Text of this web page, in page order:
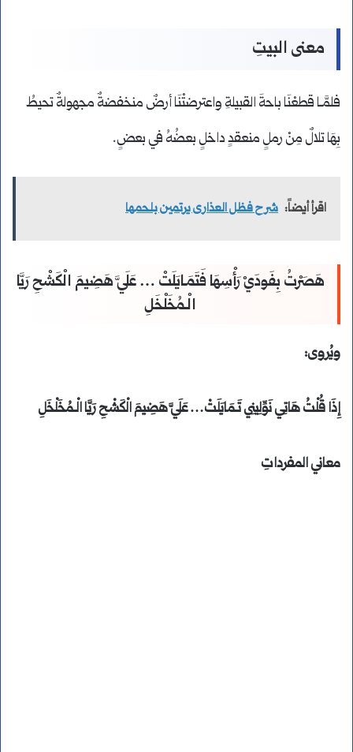
معنى البيتِ
فلمَّـا قطعْنَا باحةَ القبيلةِ واعترضتْنَا أرضٌ منخفضةٌ مجهولةٌ تحيطُ
بِهَا تلالٌ مِنْ رملٍ منعقدٍ داخلٍ بعضُهُ في بعضٍ.
اقرأ أيضاً: شرح فظل العذارى يرتمين بلحمها
هَصَرْتُ بِفَودَيْ رَأْسِهَا فَتَمَـايَلَتْ … عَلَيَّ هَضِيمَ الْكَشْحِ رَيَّا
الْـمُخَلْخَلِ
ويُروى:
إِذَا قُلْتُ هَاتِي نَوِّلِينِي تَـمَايَلَتْ… عَلَيَّ هَضِيمَ الْكَشْحِ رَيَّا الْـمُخَلْخَلِ
معاني المفرداتِ